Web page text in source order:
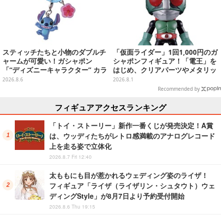
スティッチたちと小物のダブルチ
ャームが可愛い！ガシャポン
「“ディズニーキャラクター” カラ
フルマルチチャーム」が発売
2026.8.6
「仮面ライダー」1回1,000円のガ
シャポンフィギュア！「電王」を
はじめ、クリアパーツやメタリッ
ク彩色でこだわりが詰まった4種
2026.8.1
Recommended by
フィギュアアクセスランキング
「トイ・ストーリー」新作一番くじが発売決定！A賞
は、ウッディたちがレトロ感満載のアナログレコード
上を走る姿で立体化
2026.8.7 Fri 12:40
太ももにも目が惹かれるウェディング姿のライザ！
フィギュア「ライザ（ライザリン・シュタウト）ウェ
ディングStyle」が8月7日より予約受付開始
2026.8.6 Thu 19:15